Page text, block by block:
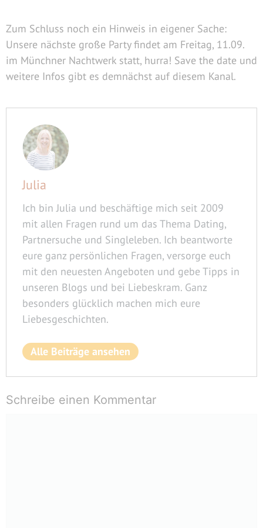
Zum Schluss noch ein Hinweis in eigener Sache:
Unsere nächste große Party findet am Freitag, 11.09.
im Münchner Nachtwerk statt, hurra! Save the date und
weitere Infos gibt es demnächst auf diesem Kanal.
Julia
Ich bin Julia und beschäftige mich seit 2009
mit allen Fragen rund um das Thema Dating,
Partnersuche und Singleleben. Ich beantworte
eure ganz persönlichen Fragen, versorge euch
mit den neuesten Angeboten und gebe Tipps in
unseren Blogs und bei Liebeskram. Ganz
besonders glücklich machen mich eure
Liebesgeschichten.
Alle Beiträge ansehen
Schreibe einen Kommentar